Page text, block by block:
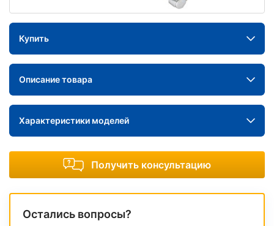
Купить
Описание товара
Характеристики моделей
Получить консультацию
Остались вопросы?